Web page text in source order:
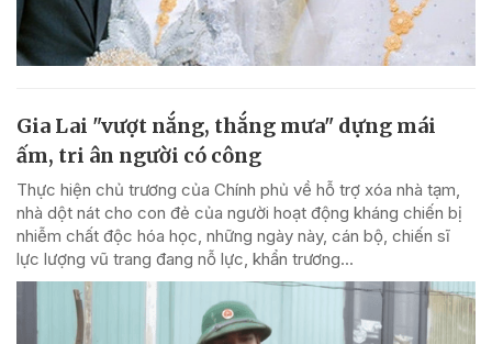
Gia Lai "vượt nắng, thắng mưa" dựng mái
ấm, tri ân người có công
Thực hiện chủ trương của Chính phủ về hỗ trợ xóa nhà tạm,
nhà dột nát cho con đẻ của người hoạt động kháng chiến bị
nhiễm chất độc hóa học, những ngày này, cán bộ, chiến sĩ
lực lượng vũ trang đang nỗ lực, khẩn trương...